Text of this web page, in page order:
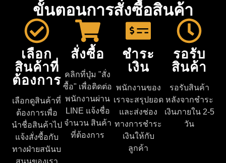
ขั้นตอนการสั่งซื้อสินค้า
เลือก
สินค้าที่
ต้องการ
เลือกดูสินค้าที่
ต้องการเพื่อ
นำชื่อสินค้าไป
แจ้งสั่งซื้อกับ
ทางฝ่ายสนันบ
สนุนของเรา
สั่งซื้อ
คลิกที่ปุ่ม "สั่ง
ซื้อ" เพื่อติดต่อ
พนักงานผ่าน
LINE แจ้งชื่อ
จำนวน สินค้า
ที่ต้องการ
ชำระ
เงิน
พนักงานของ
เราจะสรุปยอด
และส่งช่อง
ทางการชำระ
เงินให้กับ
ลูกค้า
รอรับ
สินค้า
รอรับสินค้า
หลังจากชำระ
เงินภายใน 2-5
วัน